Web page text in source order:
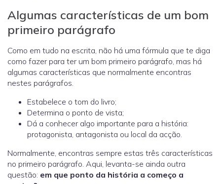
Algumas características de um bom
primeiro parágrafo
Como em tudo na escrita, não há uma fórmula que te diga
como fazer para ter um bom primeiro parágrafo, mas há
algumas características que normalmente encontras
nestes parágrafos.
Estabelece o tom do livro;
Determina o ponto de vista;
Dá a conhecer algo importante para a história:
protagonista, antagonista ou local da acção.
Normalmente, encontras sempre estas três características
no primeiro parágrafo. Aqui, levanta-se ainda outra
questão: em que ponto da história a começo a